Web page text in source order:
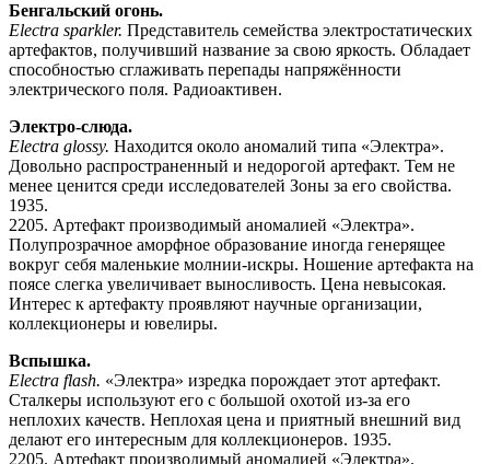
Бенгальский огонь.
Electra sparkler. Представитель семейства электростатических
артефактов, получивший название за свою яркость. Обладает
способностью сглаживать перепады напряжённости
электрического поля. Радиоактивен.
Электро-слюда.
Electra glossy. Находится около аномалий типа «Электра».
Довольно распространенный и недорогой артефакт. Тем не
менее ценится среди исследователей Зоны за его свойства.
1935.
2205. Артефакт производимый аномалией «Электра».
Полупрозрачное аморфное образование иногда генерящее
вокруг себя маленькие молнии-искры. Ношение артефакта на
поясе слегка увеличивает выносливость. Цена невысокая.
Интерес к артефакту проявляют научные организации,
коллекционеры и ювелиры.
Вспышка.
Electra flash. «Электра» изредка порождает этот артефакт.
Сталкеры используют его с большой охотой из-за его
неплохих качеств. Неплохая цена и приятный внешний вид
делают его интересным для коллекционеров. 1935.
2205. Артефакт производимый аномалией «Электра».